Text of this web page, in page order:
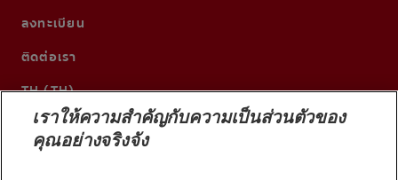
ลงทะเบียน
ติดต่อเรา
TH (TH)
เราให้ความสำคัญกับความเป็นส่วนตัวของ
คุณอย่างจริงจัง